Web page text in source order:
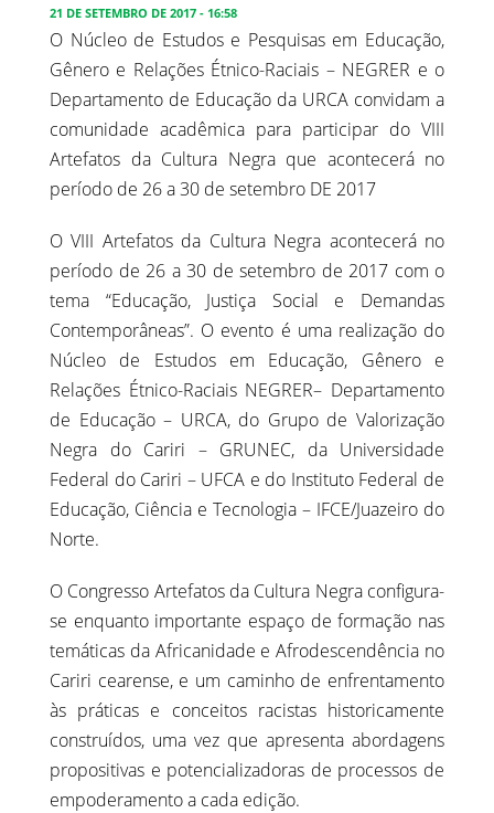
21 DE SETEMBRO DE 2017 - 16:58
O Núcleo de Estudos e Pesquisas em Educação,
Gênero e Relações Étnico-Raciais – NEGRER e o
Departamento de Educação da URCA convidam a
comunidade acadêmica para participar do VIII
Artefatos da Cultura Negra que acontecerá no
período de 26 a 30 de setembro DE 2017
O VIII Artefatos da Cultura Negra acontecerá no
período de 26 a 30 de setembro de 2017 com o
tema “Educação, Justiça Social e Demandas
Contemporâneas”. O evento é uma realização do
Núcleo de Estudos em Educação, Gênero e
Relações Étnico-Raciais NEGRER– Departamento
de Educação – URCA, do Grupo de Valorização
Negra do Cariri – GRUNEC, da Universidade
Federal do Cariri – UFCA e do Instituto Federal de
Educação, Ciência e Tecnologia – IFCE/Juazeiro do
Norte.
O Congresso Artefatos da Cultura Negra configura-
se enquanto importante espaço de formação nas
temáticas da Africanidade e Afrodescendência no
Cariri cearense, e um caminho de enfrentamento
às práticas e conceitos racistas historicamente
construídos, uma vez que apresenta abordagens
propositivas e potencializadoras de processos de
empoderamento a cada edição.